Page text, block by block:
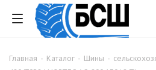
Главная - Каталог - Шины -